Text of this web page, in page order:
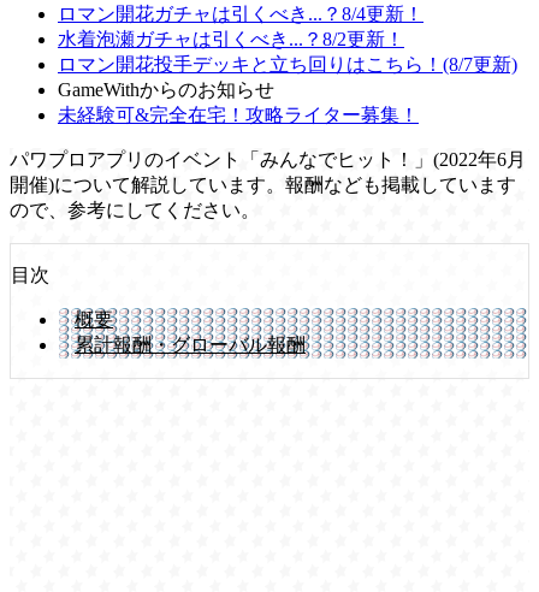
ロマン開花ガチャは引くべき...？8/4更新！
水着泡瀬ガチャは引くべき...？8/2更新！
ロマン開花投手デッキと立ち回りはこちら！(8/7更新)
GameWithからのお知らせ
未経験可&完全在宅！攻略ライター募集！
パワプロアプリのイベント「みんなでヒット！」(2022年6月
開催)について解説しています。報酬なども掲載しています
ので、参考にしてください。
目次
概要
累計報酬・グローバル報酬